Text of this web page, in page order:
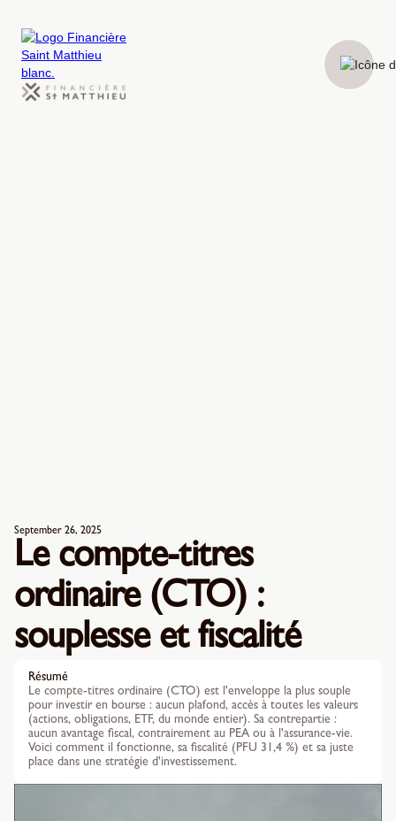
September 26, 2025
Le compte-titres
ordinaire (CTO) :
souplesse et fiscalité
Résumé
Le compte-titres ordinaire (CTO) est l'enveloppe la plus souple
pour investir en bourse : aucun plafond, accès à toutes les valeurs
(actions, obligations, ETF, du monde entier). Sa contrepartie :
aucun avantage fiscal, contrairement au PEA ou à l'assurance-vie.
Voici comment il fonctionne, sa fiscalité (PFU 31,4 %) et sa juste
place dans une stratégie d'investissement.